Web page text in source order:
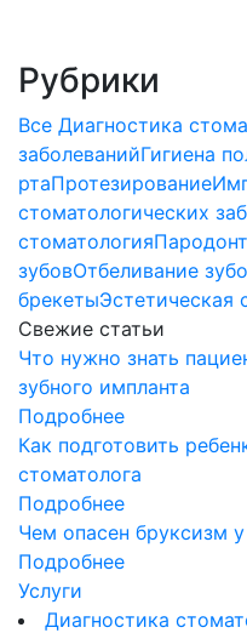
Рубрики
Все Диагностика
заболеванийГигиена
ртаПротезирование
стоматологических
стоматология
зубовОтбеливание
брекетыЭстетическая
Свежие статьи
Что нужно знать
зубного импланта
Подробнее
Как подготовить
стоматолога
Подробнее
Чем опасен бруксизм
Подробнее
Услуги
Диагностика